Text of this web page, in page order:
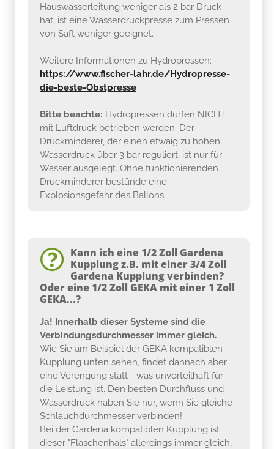
Hauswasserleitung weniger als 2 bar Druck
hat, ist eine Wasserdruckpresse zum Pressen
von Saft weniger geeignet.
Weitere Informationen zu Hydropressen:
https://www.fischer-lahr.de/Hydropresse-
die-beste-Obstpresse
Bitte beachte: Hydropressen dürfen NICHT
mit Luftdruck betrieben werden. Der
Druckminderer, der einen etwaig zu hohen
Wasserdruck über 3 bar reguliert, ist nur für
Wasser ausgelegt. Ohne funktionierenden
Druckminderer bestünde eine
Explosionsgefahr des Ballons.
Kann ich eine 1/2 Zoll Gardena
Kupplung z.B. mit einer 3/4 Zoll
Gardena Kupplung verbinden?
Oder eine 1/2 Zoll GEKA mit einer 1 Zoll
GEKA...?
Ja! Innerhalb dieser Systeme sind die
Verbindungsdurchmesser immer gleich.
Wie Sie am Beispiel der GEKA kompatiblen
Kupplung unten sehen, findet dannach aber
eine Verengung statt - was unvorteilhaft für
die Leistung ist. Den besten Durchfluss und
Wasserdruck haben Sie nur, wenn Sie gleiche
Schlauchdurchmesser verbinden!
Bei der Gardena kompatiblen Kupplung ist
dieser "Flaschenhals" allerdings immer gleich,